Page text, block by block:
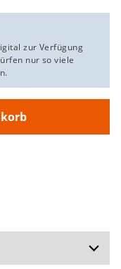
zur Verfügung
nur so viele